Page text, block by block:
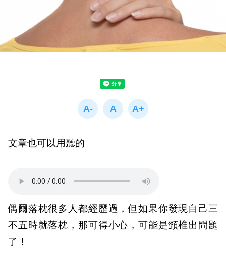
文章也可以用聽的
偶爾落枕很多人都經歷過，但如果你發現自己三
不五時就落枕，那可得小心，可能是頸椎出問題
了！